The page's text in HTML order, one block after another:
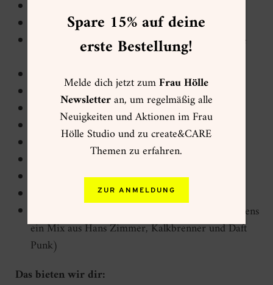
Organisations­talent
Erfahrung mit WordPress, WooCommerce, Office
Programmen von Vorteil
Anpassungsfähigkeit
Zuverlässigkeit
Team-Fähigkeit
Spontaneität und Flexibilität
sicheres Auftreten in Instagram Storys
Offenheit/Ehrlichkeit
einen gesunden Appetit
einen guten Musikgeschmack (bei uns läuft meistens
ein Mix aus Hans Zimmer, Kalkbrenner und Daft
Punk)
Das bieten wir dir:
Spare 15% auf deine
erste Bestellung!
Melde dich jetzt zumFrau Hölle
Newsletteran, um regelmäßig alle
Neuigkeiten und Aktionen im Frau
Hölle Studio und zu create&CARE
Themen zu erfahren.
ZUR ANMELDUNG